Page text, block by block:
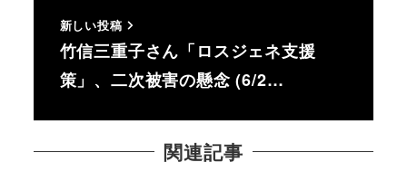
新しい投稿
竹信三重子さん「ロスジェネ支援
策」、二次被害の懸念 (6/2…
関連記事